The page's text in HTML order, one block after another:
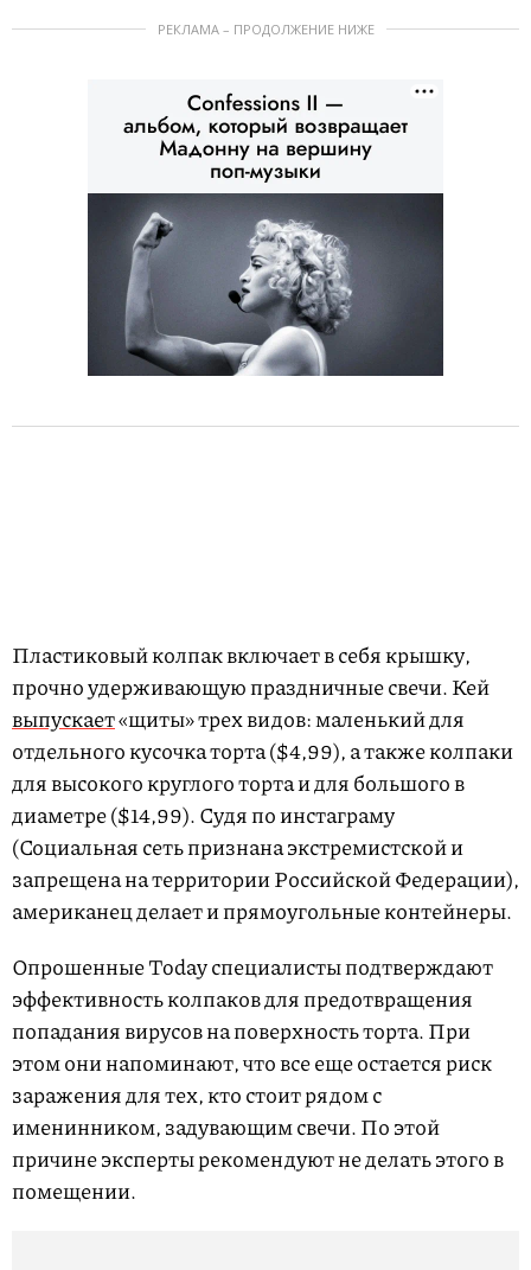
РЕКЛАМА – ПРОДОЛЖЕНИЕ НИЖЕ
Пластиковый колпак включает в себя крышку,
прочно удерживающую праздничные свечи. Кей
выпускает«щиты» трех видов: маленький для
отдельного кусочка торта ($4,99), а также колпаки
для высокого круглого торта и для большого в
диаметре ($14,99). Судя по инстаграму
(Социальная сеть признана экстремистской и
запрещена на территории Российской Федерации),
американец делает и прямоугольные контейнеры.
Опрошенные Today специалисты подтверждают
эффективность колпаков для предотвращения
попадания вирусов на поверхность торта. При
этом они напоминают, что все еще остается риск
заражения для тех, кто стоит рядом с
именинником, задувающим свечи. По этой
причине эксперты рекомендуют не делать этого в
помещении.